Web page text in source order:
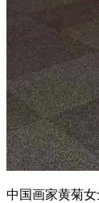
中国画家黄菊